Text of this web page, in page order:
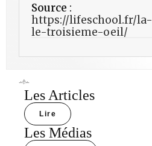
Source :
https://lifeschool.fr/
le-troisieme-oeil/
Les Articles
Lire
Les Médias